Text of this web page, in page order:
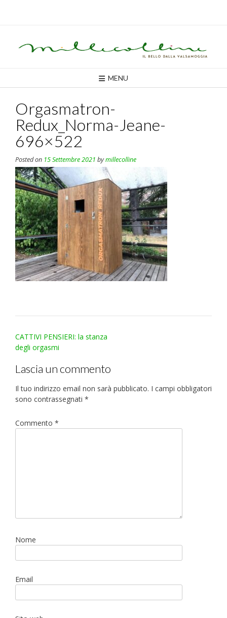
MENU
Orgasmatron-
Redux_Norma-Jeane-
696×522
Posted on 15 Settembre 2021 bymillecolline
Post
navigation
CATTIVI PENSIERI: la stanza
degli orgasmi
Lascia un commento
Il tuo indirizzo email non sarà pubblicato. I campi obbligatori
sono contrassegnati *
Commento *
Nome
Email